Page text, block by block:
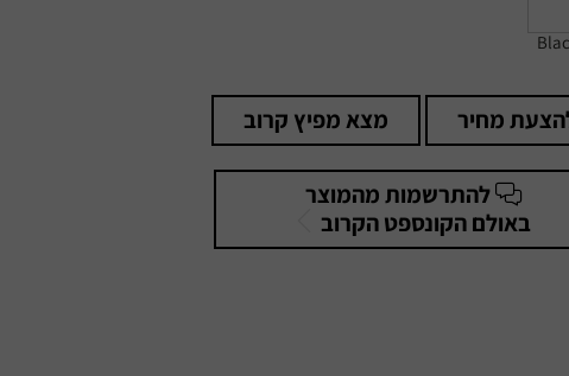
מחיר מצא מפיץ קרוב
להתרשמות מהמוצר
באולם הקונספט הקרוב